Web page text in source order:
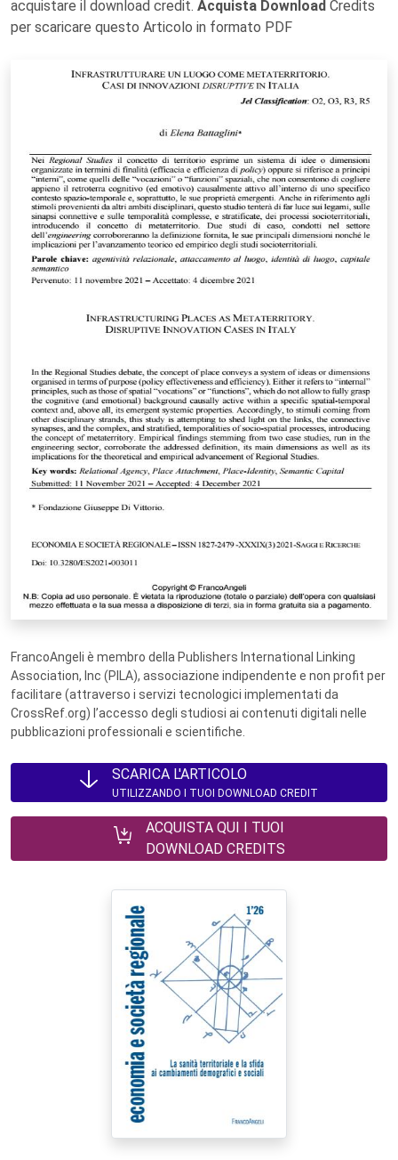
acquistare il download credit. Acquista Download Credits
per scaricare questo Articolo in formato PDF
FrancoAngeli è membro della Publishers International Linking
Association, Inc (PILA), associazione indipendente e non profit per
facilitare (attraverso i servizi tecnologici implementati da
CrossRef.org) l’accesso degli studiosi ai contenuti digitali nelle
pubblicazioni professionali e scientifiche.
SCARICA L'ARTICOLO
UTILIZZANDO I TUOI DOWNLOAD CREDIT
ACQUISTA QUI I TUOI
DOWNLOAD CREDITS